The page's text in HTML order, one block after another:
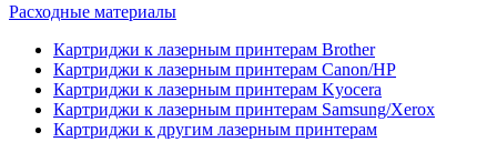
Расходные материалы
Картриджи к лазерным принтерам Brother
Картриджи к лазерным принтерам Canon/HP
Картриджи к лазерным принтерам Kyocera
Картриджи к лазерным принтерам Samsung/Xerox
Картриджи к другим лазерным принтерам